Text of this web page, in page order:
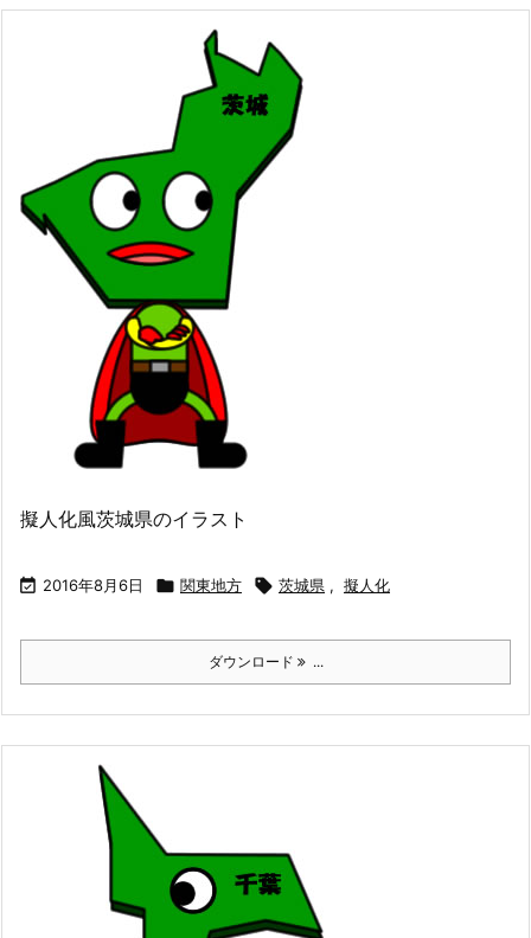
擬人化風茨城県のイラスト
 2016年8月6日  関東地方  茨城県 , 擬人化
ダウンロード ...